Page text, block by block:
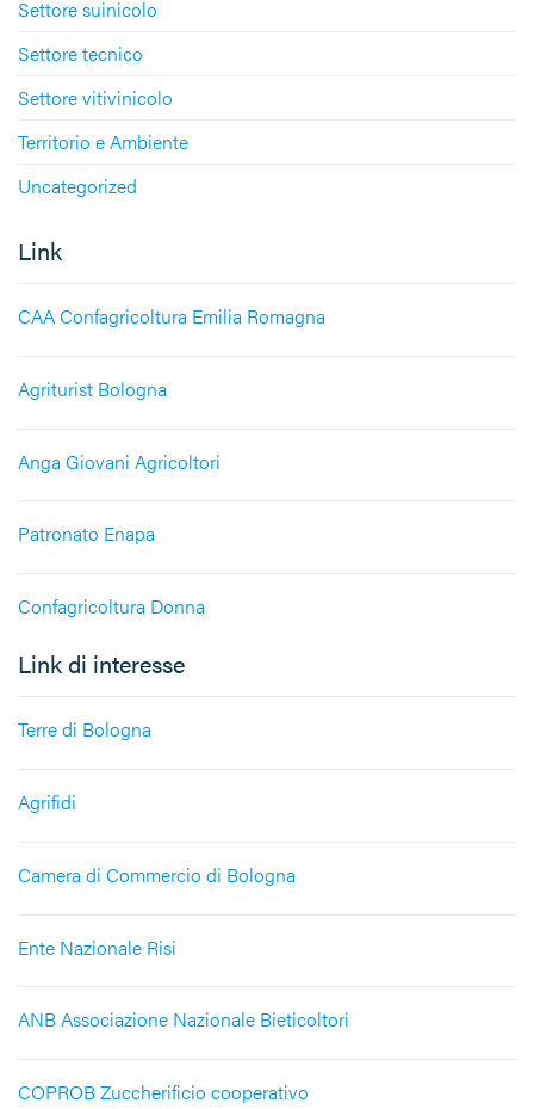
Settore suinicolo
Settore tecnico
Settore vitivinicolo
Territorio e Ambiente
Uncategorized
Link
CAA Confagricoltura Emilia Romagna
Agriturist Bologna
Anga Giovani Agricoltori
Patronato Enapa
Confagricoltura Donna
Link di interesse
Terre di Bologna
Agrifidi
Camera di Commercio di Bologna
Ente Nazionale Risi
ANB Associazione Nazionale Bieticoltori
COPROB Zuccherificio cooperativo